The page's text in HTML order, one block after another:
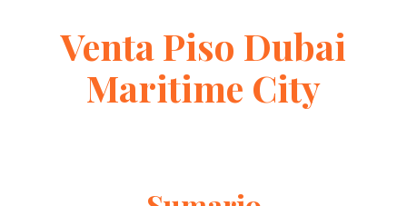
Venta Piso Dubai
Maritime City